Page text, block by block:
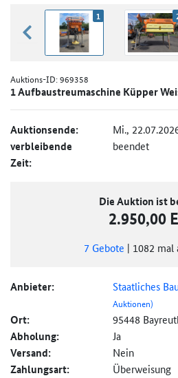
zurück blättern
1
Auktions-ID:969358
1 Aufbaustreumaschine Küpper
Auktionsende: Mi.,
verbleibende
Zeit:
beendet
Die Auktion ist
2.950,00
7 Gebote | 1082 mal
Anbieter: Staatliches
Auktionen)
Ort: 95448
Abholung: Ja
Versand: Nein
Zahlungsart: Überweisung